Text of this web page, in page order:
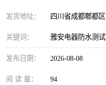
发货地址： 四川省成都郫都区
关键词： 雅安电器防水测试
发布日期： 2026-08-08
阅 读 量： 94